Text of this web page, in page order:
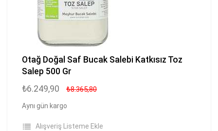
Otağ Doğal Saf Bucak Salebi Katkısız Toz
Salep 500 Gr
₺6.249,90 ₺8.365,80
Aynı gün kargo
Alışveriş Listeme Ekle